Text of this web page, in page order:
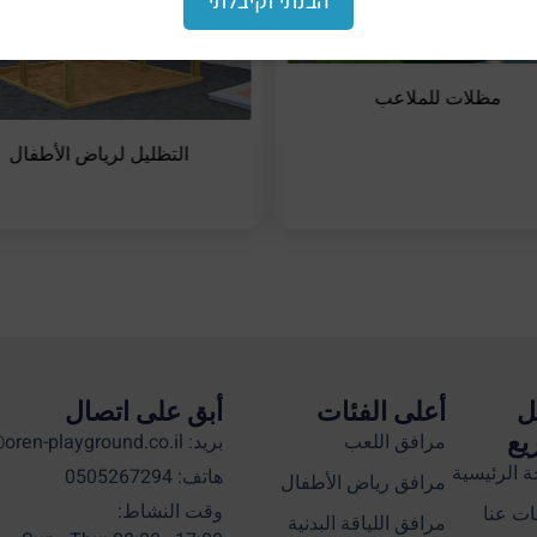
مظلات للملاعب
التظليل لرياض الأطفال
الرئيسية
عنا
أعلى الفئات
مرافق اللعب
مرافق رياض الأطفال
مرافق اللياقة البدنية
أبق على اتصال
بريد: info@oren-playground.co.il
هاتف: 0505267294
وقت النشاط: